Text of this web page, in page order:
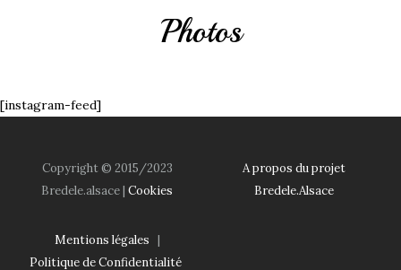
Photos
[instagram-feed]
Copyright © 2015/2023
Bredele.alsace | Cookies
A propos du projet
Bredele.Alsace
Mentions légales |
Politique de Confidentialité